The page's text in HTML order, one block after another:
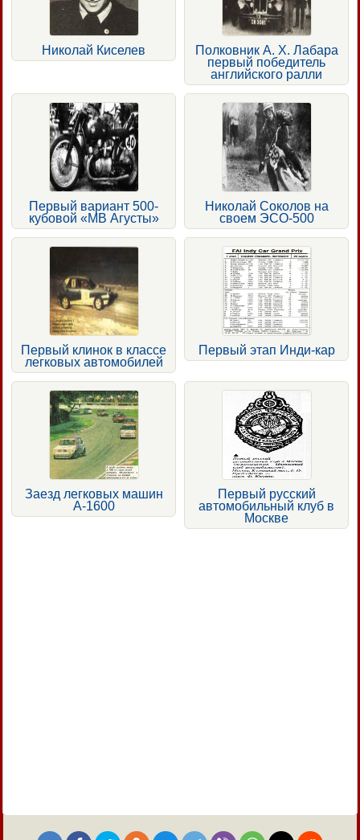
Николай Киселев
Полковник А. X. Лабара
первый победитель
английского ралли
Первый вариант 500-
кубовой «МВ Агусты»
Николай Соколов на
своем ЭСО-500
Первый клинок в классе
легковых автомобилей
Первый этап Инди-кар
Заезд легковых машин
А-1600
Первый русский
автомобильный клуб в
Москве